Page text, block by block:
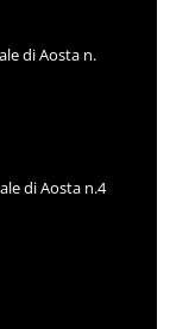
di Aosta n.
di Aosta n.4